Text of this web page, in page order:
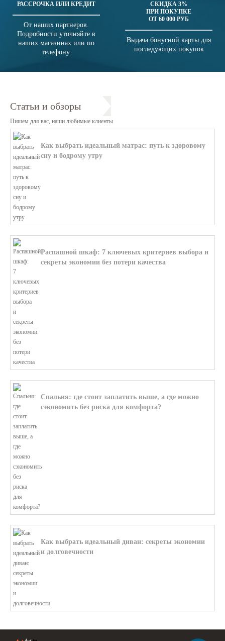
РАССРОЧКА ИЛИ КРЕДИТ
От наших партнеров.
Подробности уточняйте в
наших магазинах или по
телефону.
СКИДКА 3%
ПРИ ПОКУПКЕ
ОТ 60 000 РУБ
Выдача бонусной карты для
последующих покупок
Статьи и обзоры
Пишем для вас, наши любимые клиенты
Как выбрать идеальный матрас: путь к здоровому
сну и бодрому утру
Распашной шкаф: 7 ключевых критериев выбора и
секреты экономии без потери качества
Спальня: где стоит заплатить выше, а где можно
сэкономить без риска для комфорта?
Как выбрать идеальный диван: секреты экономии
и долговечности